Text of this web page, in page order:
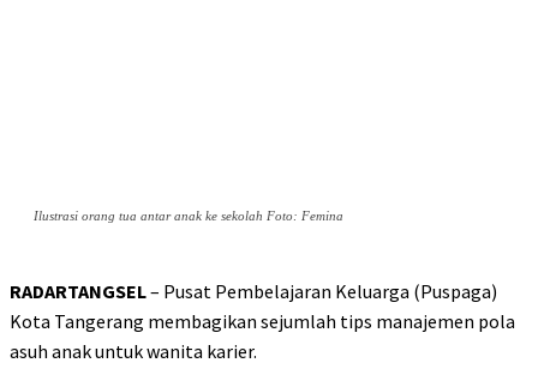
Ilustrasi orang tua antar anak ke sekolah Foto: Femina
RADARTANGSEL– Pusat Pembelajaran Keluarga (Puspaga)
Kota Tangerang membagikan sejumlah tips manajemen pola
asuh anak untuk wanita karier.